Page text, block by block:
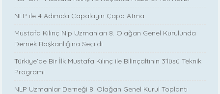
NLP ile 4 Adımda Çapalayın Çapa Atma
Mustafa Kılınç Nlp Uzmanları 8. Olağan Genel Kurulunda
Dernek Başkanlığına Seçildi
Türkiye’de Bir İlk Mustafa Kılınç ile Bilinçaltının 3’lüsü Teknik
Programı
NLP Uzmanlar Derneği 8. Olağan Genel Kurul Toplantı